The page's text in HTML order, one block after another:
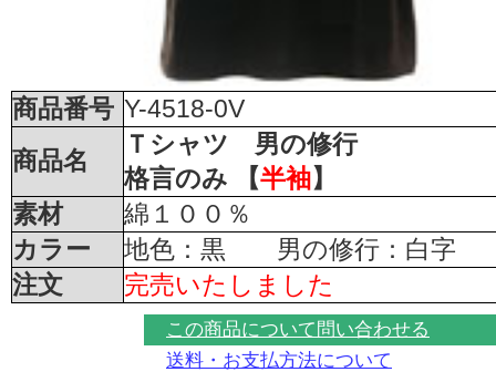
商品番号 Y-4518-0V
商品名
Ｔシャツ 男の修行
格言のみ 【半袖】
素材
綿１００％
カラー
地色：黒 男の修行：白字
注文
完売いたしました
この商品について問い合わせる
送料・お支払方法について